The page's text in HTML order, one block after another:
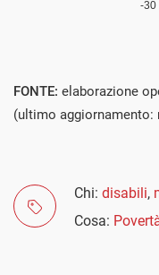
FONTE: elaborazione
(ultimo aggiornamento:
Chi: disabili,
Cosa: